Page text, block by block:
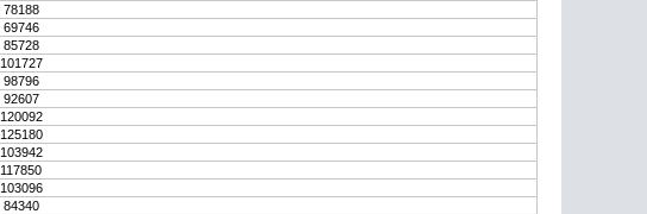
78188
69746
85728
101727
98796
92607
120092
125180
103942
117850
103096
84340